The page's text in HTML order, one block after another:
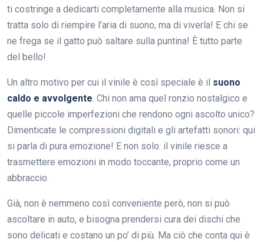
ti costringe a dedicarti completamente alla musica. Non si
tratta solo di riempire l’aria di suono, ma di viverla! E chi se
ne frega se il gatto può saltare sulla puntina! È tutto parte
del bello!
Un altro motivo per cui il vinile è così speciale è il suono
caldo e avvolgente. Chi non ama quel ronzio nostalgico e
quelle piccole imperfezioni che rendono ogni ascolto unico?
Dimenticate le compressioni digitali e gli artefatti sonori: qui
si parla di pura emozione! E non solo: il vinile riesce a
trasmettere emozioni in modo toccante, proprio come un
abbraccio.
Già, non è nemmeno così conveniente però, non si può
ascoltare in auto, e bisogna prendersi cura dei dischi che
sono delicati e costano un po’ di più. Ma ciò che conta qui è